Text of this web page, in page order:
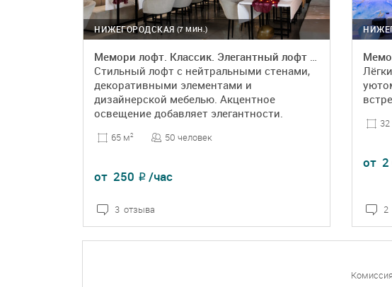
(7 МИН.)
НИЖЕГОРОДСКАЯ
Мемори лофт. Классик. Элегантный лофт в классическом стиле
Стильный лофт с нейтральными стенами,
декоративными элементами и
дизайнерской мебелью. Акцентное
освещение добавляет элегантности.
65 м2 50 человек
от 250 ₽ /час
3 отзыва
ПОДРОБНЕЕ БРОНЬ
от 2
2